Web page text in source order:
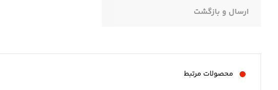
ارسال و بازگشت
محصولات مرتبط